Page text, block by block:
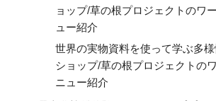
ョップ/草の根プロジェクトのワ
ュー紹介
世界の実物資料を使って学ぶ多
ショップ/草の根プロジェクトの
ニュー紹介